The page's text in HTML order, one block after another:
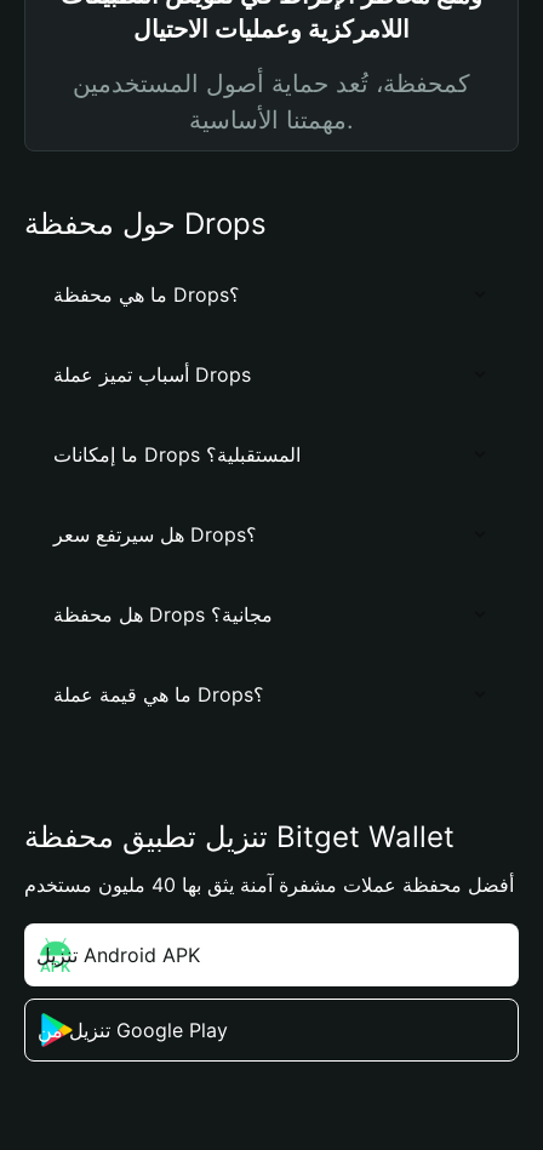
اللامركزية وعمليات الاحتيال
كمحفظة، تُعد حماية أصول المستخدمين
مهمتنا الأساسية.
حول محفظة Drops
ما هي محفظة Drops؟
أسباب تميز عملة Drops
ما إمكانات Drops المستقبلية؟
هل سيرتفع سعر Drops؟
هل محفظة Drops مجانية؟
ما هي قيمة عملة Drops؟
تنزيل تطبيق محفظة Bitget Wallet
أفضل محفظة عملات مشفرة آمنة يثق بها 40 مليون مستخدم
تنزيل Android APK
تنزيل من Google Play